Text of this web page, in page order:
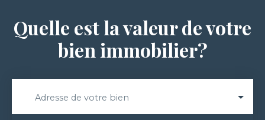
Quelle est la valeur de votre
bien immobilier?
Adresse de votre bien